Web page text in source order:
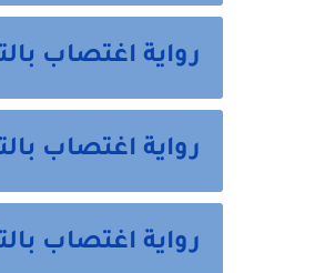
رواية اغتصاب
رواية اغتصاب
رواية اغتصاب